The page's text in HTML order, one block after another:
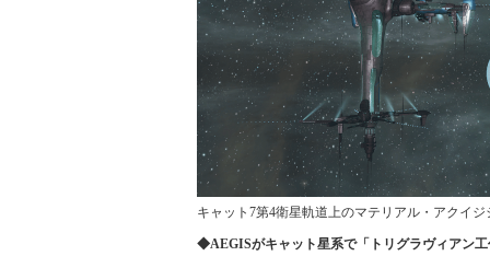
キャット7第4衛星軌道上のマテリアル・アクイ
◆AEGISがキャット星系で「トリグラヴィアン